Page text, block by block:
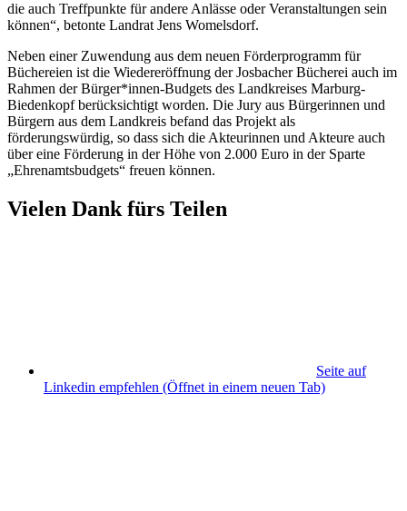
die auch Treffpunkte für andere Anlässe oder Veranstaltungen sein
können“, betonte Landrat Jens Womelsdorf.
Neben einer Zuwendung aus dem neuen Förderprogramm für
Büchereien ist die Wiedereröffnung der Josbacher Bücherei auch im
Rahmen der Bürger*innen-Budgets des Landkreises Marburg-
Biedenkopf berücksichtigt worden. Die Jury aus Bürgerinnen und
Bürgern aus dem Landkreis befand das Projekt als
förderungswürdig, so dass sich die Akteurinnen und Akteure auch
über eine Förderung in der Höhe von 2.000 Euro in der Sparte
„Ehrenamtsbudgets“ freuen können.
Vielen Dank fürs Teilen
Seite auf
Linkedin empfehlen (Öffnet in einem neuen Tab)